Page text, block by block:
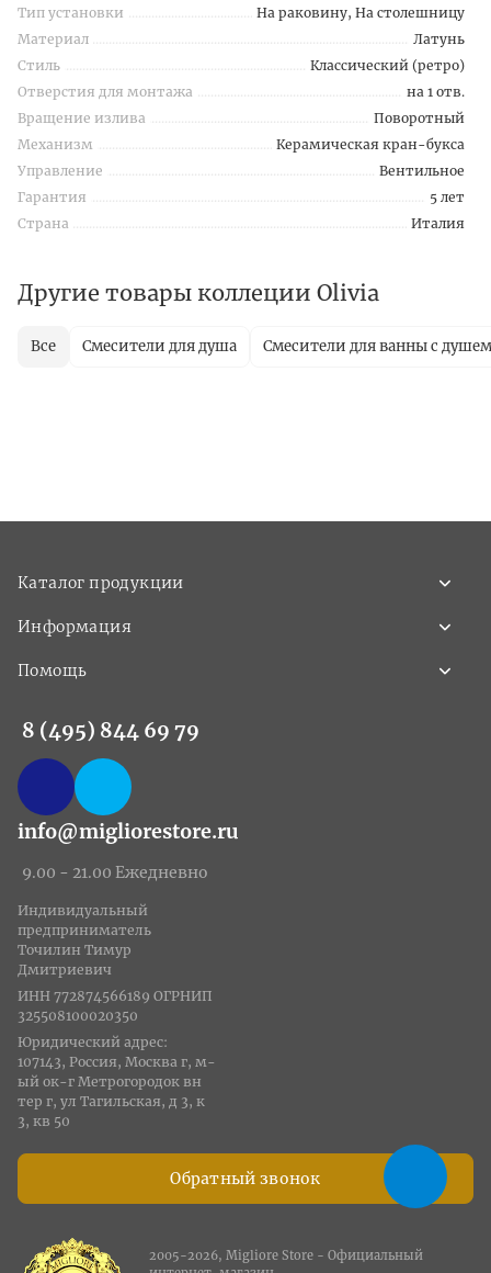
Тип установки
На раковину, На столешницу
Материал
Латунь
Стиль
Классический (ретро)
Отверстия для монтажа
на 1 отв.
Вращение излива
Поворотный
Механизм
Керамическая кран-букса
Управление
Вентильное
Гарантия
5 лет
Страна
Италия
Другие товары коллеции Olivia
Все Смесители для душа Смесители для ванны с душем
Каталог продукции
Информация
Помощь
8 (495) 844 69 79
info@migliorestore.ru
9.00 - 21.00 Ежедневно
Обратный звонок
Индивидуальный
предприниматель
Точилин Тимур
Дмитриевич
ИНН 772874566189 ОГРНИП
325508100020350
Юридический адрес:
107143, Россия, Москва г, м-
ый ок-г Метрогородок вн
тер г, ул Тагильская, д 3, к
3, кв 50
2005-2026, Migliore Store - Официальный